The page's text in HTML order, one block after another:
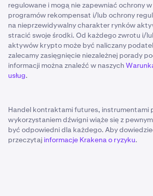
regulowane i mogą nie zapewniać ochrony
programów rekompensat i/lub ochrony
na nieprzewidywalny charakter rynków
stracić swoje środki. Od każdego zwrotu i/
aktywów krypto może być naliczany
zalecamy zasięgnięcie niezależnej porady
informacji można znaleźć w naszych
usług.
Handel kontraktami futures, instrumentami
wykorzystaniem dźwigni wiąże się z
być odpowiedni dla każdego. Aby
przeczytaj informacje Krakena o ryzyku.